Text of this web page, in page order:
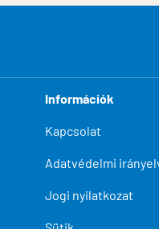
Információk
Kapcsolat
Adatvédelmi
Jogi nyilatkozat